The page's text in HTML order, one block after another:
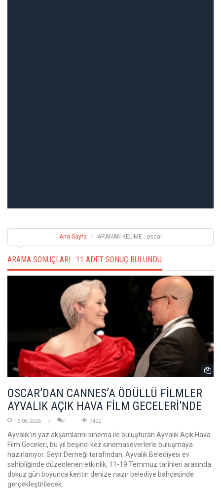
Ana Sayfa ARANAN KELİME : oscar
ARAMA SONUÇLARI : 11 ADET SONUÇ BULUNDU
OSCAR’DAN CANNES’A ÖDÜLLÜ FİLMLER
AYVALIK AÇIK HAVA FİLM GECELERİ’NDE
15-06-2026 7422
Ayvalık’ın yaz akşamlarını sinema ile buluşturan Ayvalık Açık Hava
Film Geceleri, bu yıl beşinci kez sinemaseverlerle buluşmaya
hazırlanıyor. Seyir Derneği tarafından, Ayvalık Belediyesi ev
sahipliğinde düzenlenen etkinlik, 11-19 Temmuz tarihleri arasında
dokuz gün boyunca kentin denize nazır belediye bahçesinde
gerçekleştirilecek.